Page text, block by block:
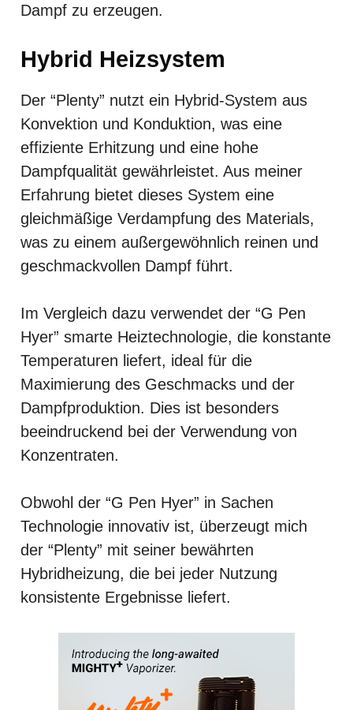
Dampf zu erzeugen.
Hybrid Heizsystem
Der “Plenty” nutzt ein Hybrid-System aus
Konvektion und Konduktion, was eine
effiziente Erhitzung und eine hohe
Dampfqualität gewährleistet. Aus meiner
Erfahrung bietet dieses System eine
gleichmäßige Verdampfung des Materials,
was zu einem außergewöhnlich reinen und
geschmackvollen Dampf führt.
Im Vergleich dazu verwendet der “G Pen
Hyer” smarte Heiztechnologie, die konstante
Temperaturen liefert, ideal für die
Maximierung des Geschmacks und der
Dampfproduktion. Dies ist besonders
beeindruckend bei der Verwendung von
Konzentraten.
Obwohl der “G Pen Hyer” in Sachen
Technologie innovativ ist, überzeugt mich
der “Plenty” mit seiner bewährten
Hybridheizung, die bei jeder Nutzung
konsistente Ergebnisse liefert.